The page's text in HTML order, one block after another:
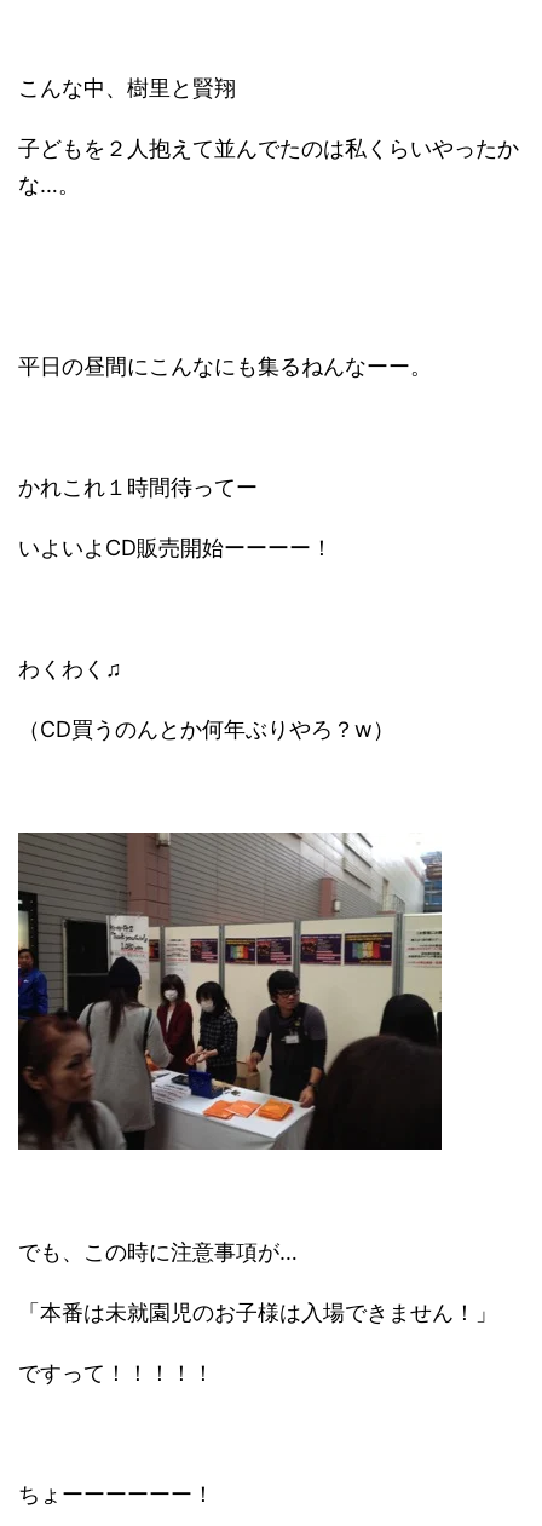
こんな中、樹里と賢翔
子どもを２人抱えて並んでたのは私くらいやったか
な…。
平日の昼間にこんなにも集るねんなーー。
かれこれ１時間待ってー
いよいよCD販売開始ーーーー！
わくわく♫
（CD買うのんとか何年ぶりやろ？w）
でも、この時に注意事項が…
「本番は未就園児のお子様は入場できません！」
ですって！！！！！
ちょーーーーーー！